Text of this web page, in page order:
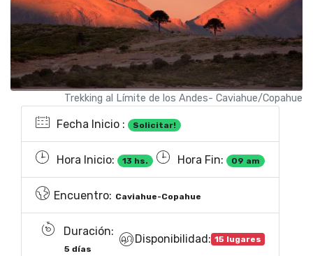
Fecha Inicio : Solicitar!
Hora Inicio: 13 hs. Hora Fin: 09 am
Encuentro: Caviahue-Copahue
Duración:
5 días
Disponibilidad: 15 lugares
Trekking al Límite de los Andes- Caviahue/Copahue